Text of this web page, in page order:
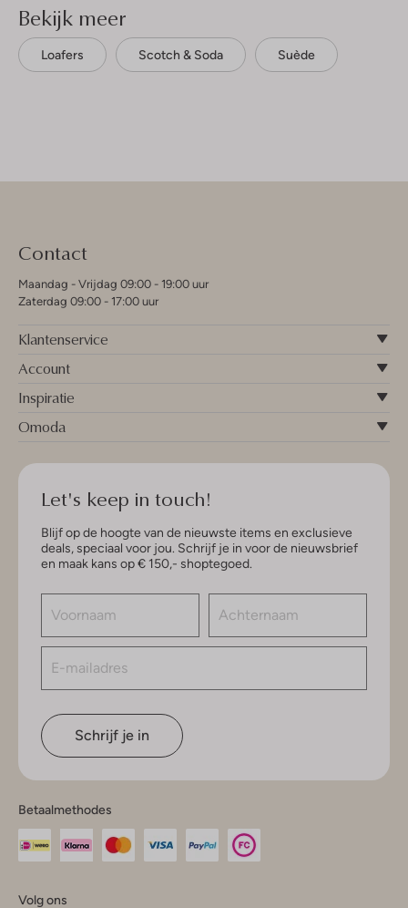
Bekijk meer
Loafers Scotch & Soda Suède
Contact
Maandag - Vrijdag 09:00 - 19:00 uur
Zaterdag 09:00 - 17:00 uur
Klantenservice
Account
Inspiratie
Omoda
Let's keep in touch!
Blijf op de hoogte van de nieuwste items en exclusieve
deals, speciaal voor jou. Schrijf je in voor de nieuwsbrief
en maak kans op € 150,- shoptegoed.
Schrijf je in
Betaalmethodes
Volg ons